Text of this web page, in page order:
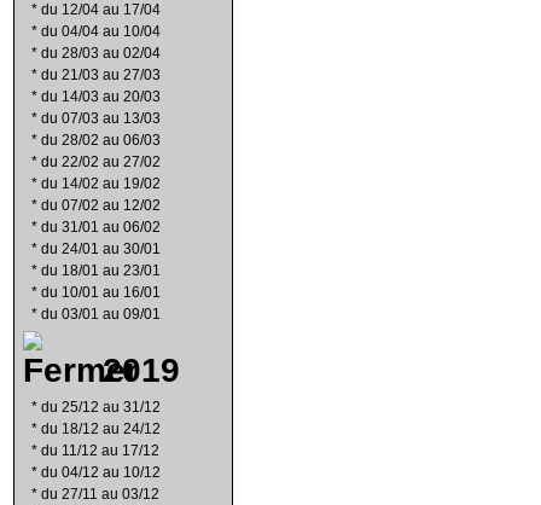
* du 12/04 au 17/04
* du 04/04 au 10/04
* du 28/03 au 02/04
* du 21/03 au 27/03
* du 14/03 au 20/03
* du 07/03 au 13/03
* du 28/02 au 06/03
* du 22/02 au 27/02
* du 14/02 au 19/02
* du 07/02 au 12/02
* du 31/01 au 06/02
* du 24/01 au 30/01
* du 18/01 au 23/01
* du 10/01 au 16/01
* du 03/01 au 09/01
2019
* du 25/12 au 31/12
* du 18/12 au 24/12
* du 11/12 au 17/12
* du 04/12 au 10/12
* du 27/11 au 03/12